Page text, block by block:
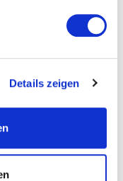
Details zeigen